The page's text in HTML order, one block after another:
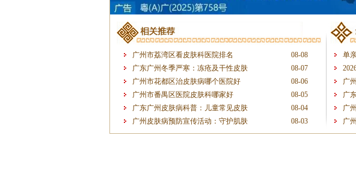
08-08
广州市荔湾区看皮肤科医院排名
08-07
广东广州冬季严寒：冻疮及干性皮肤
08-06
广州市花都区治皮肤病哪个医院好
08-05
广州市番禺区医院皮肤科哪家好
08-04
广东广州皮肤病科普：儿童常见皮肤
08-03
广州皮肤病预防宣传活动：守护肌肤
单
广
广
广
广